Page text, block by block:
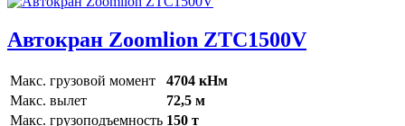
Автокран Zoomlion ZTC1500V
Макс. грузовой момент
4704 кНм
Макс. вылет
72,5 м
Макс. грузоподъемность 150 т